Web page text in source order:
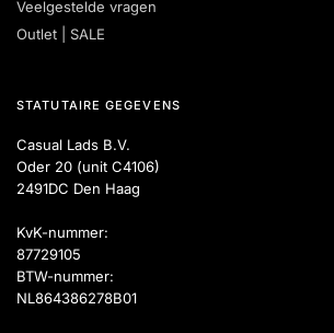
Veelgestelde vragen
Outlet | SALE
STATUTAIRE GEGEVENS
Casual Lads B.V.
Oder 20 (unit C4106)
2491DC Den Haag
KvK-nummer:
87729105
BTW-nummer:
NL864386278B01